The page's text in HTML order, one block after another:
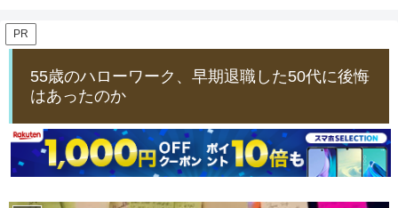
PR
55歳のハローワーク、早期退職した50代に後悔
はあったのか